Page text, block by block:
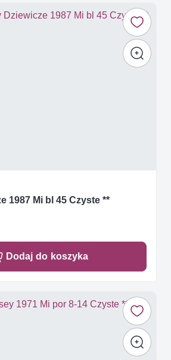
1987 Mi bl 45 Czyste **
Dodaj do koszyka